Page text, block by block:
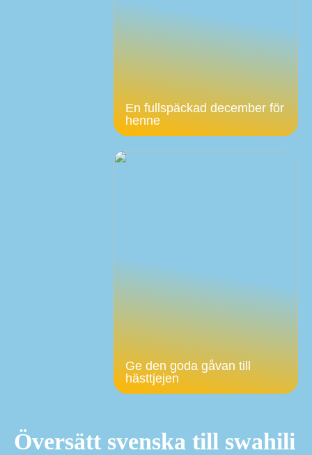
En fullspäckad december för
henne
Ge den goda gåvan till
hästtjejen
Översätt svenska till swahili